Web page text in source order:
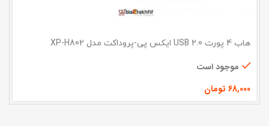
هاب 4 پورت 2.0 USB ایکس پی-پروداکت مدل XP-H802
موجود است
68,000 تومان